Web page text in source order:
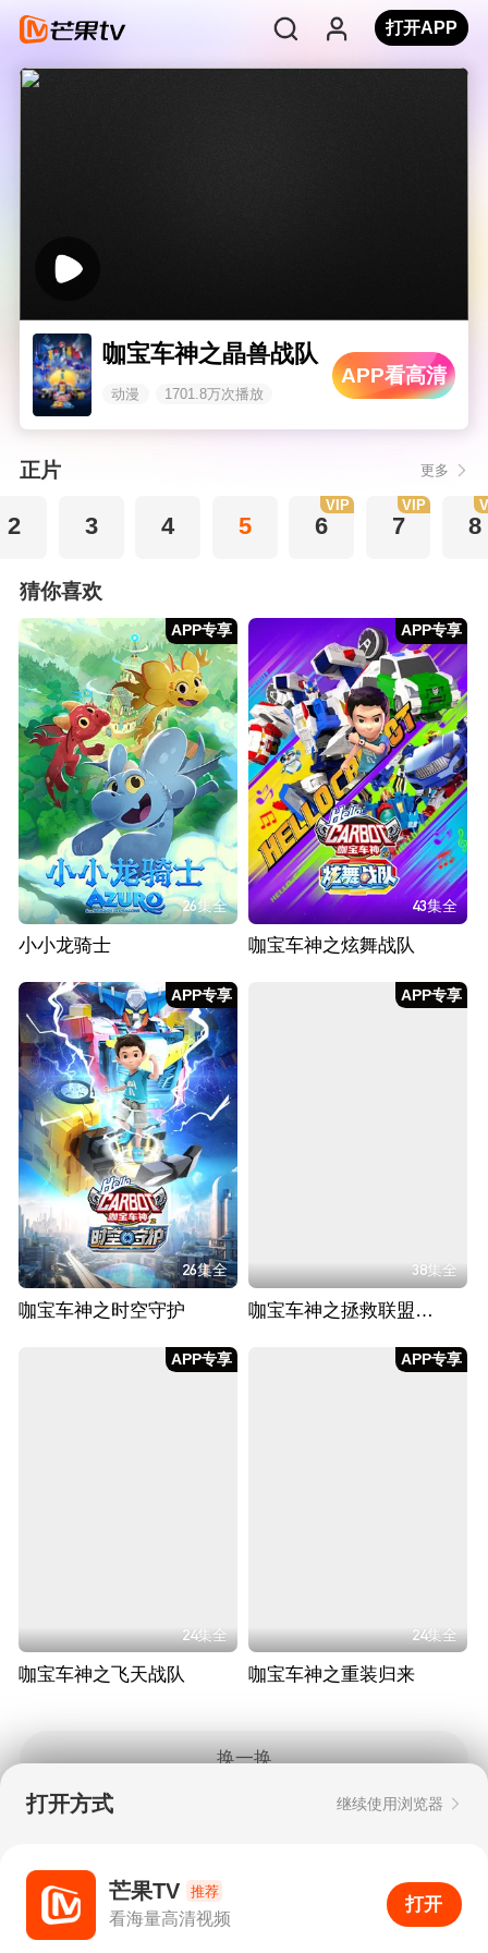
打开APP
咖宝车神之晶兽战队
动漫 1701.8万次播放
APP看高清
正片 更多
2 3 4 5 6
VIP
7
VIP
8
猜你喜欢
APP专享
26集全
小小龙骑士
APP专享
43集全
咖宝车神之炫舞战队
APP专享
26集全
咖宝车神之时空守护
APP专享
38集全
咖宝车神之拯救联盟（下）
APP专享
24集全
咖宝车神之飞天战队
APP专享
24集全
咖宝车神之重装归来
换一换
0
打开APP
打开方式 继续使用浏览器
芒果TV 推荐
看海量高清视频
打开